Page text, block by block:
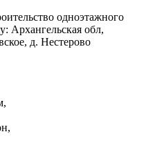
одноэтажного
Архангельская обл,
д. Нестерово